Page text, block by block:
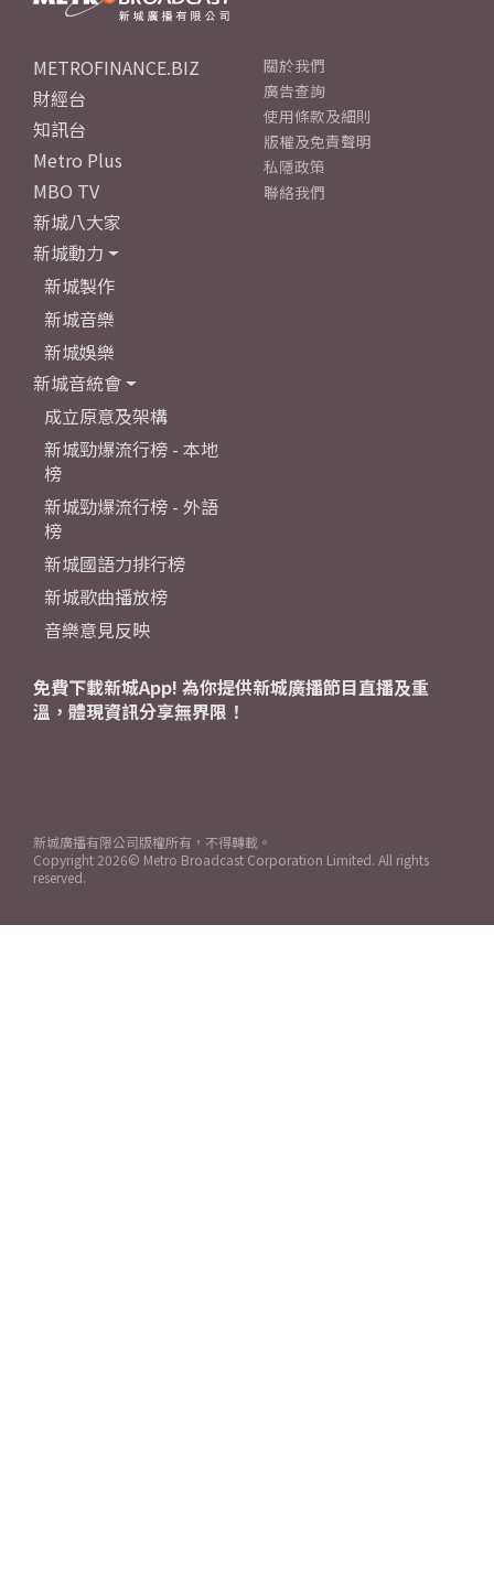
METROFINANCE.BIZ
財經台
知訊台
Metro Plus
MBO TV
新城八大家
新城動力
新城製作
新城音樂
新城娛樂
新城音統會
成立原意及架構
新城勁爆流行榜 - 本地
榜
新城勁爆流行榜 - 外語
榜
新城國語力排行榜
新城歌曲播放榜
音樂意見反映
關於我們
廣告查詢
使用條款及細則
版權及免責聲明
私隱政策
聯絡我們
免費下載新城App! 為你提供新城廣播節目直播及重
溫，體現資訊分享無界限！
新城廣播有限公司版權所有，不得轉載。
Copyright 2026© Metro Broadcast Corporation Limited. All rights
reserved.